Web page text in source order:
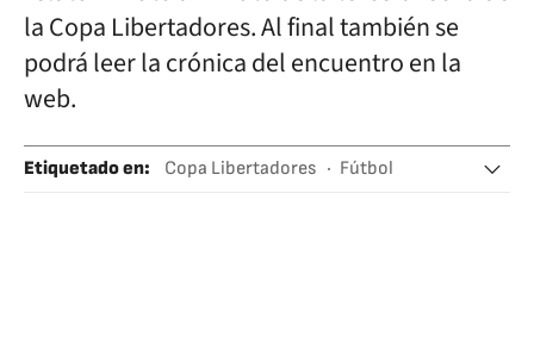
la Copa Libertadores. Al final también se
podrá leer la crónica del encuentro en la
web.
Etiquetado en: Copa Libertadores
Fútbol